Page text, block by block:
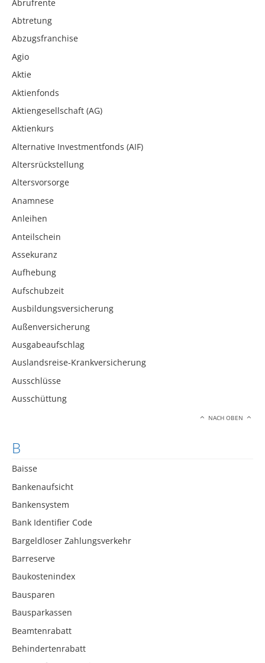
Abrufrente
Abtretung
Abzugsfranchise
Agio
Aktie
Aktienfonds
Aktiengesellschaft (AG)
Aktienkurs
Alternative Investmentfonds (AIF)
Altersrückstellung
Altersvorsorge
Anamnese
Anleihen
Anteilschein
Assekuranz
Aufhebung
Aufschubzeit
Ausbildungsversicherung
Außenversicherung
Ausgabeaufschlag
Auslandsreise-Krankversicherung
Ausschlüsse
Ausschüttung
NACH OBEN
B
Baisse
Bankenaufsicht
Bankensystem
Bank Identifier Code
Bargeldloser Zahlungsverkehr
Barreserve
Baukostenindex
Bausparen
Bausparkassen
Beamtenrabatt
Behindertenrabatt